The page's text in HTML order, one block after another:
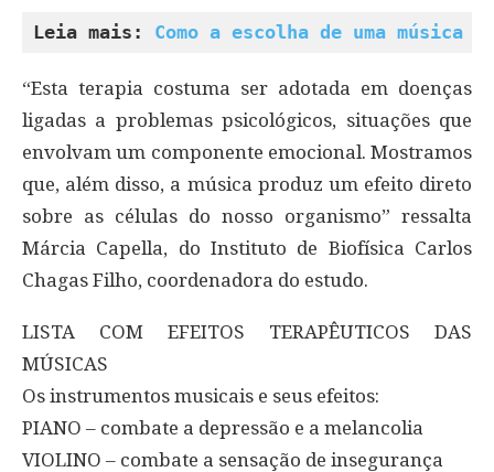
Leia mais: Como a escolha de uma música
“Esta terapia costuma ser adotada em doenças
ligadas a problemas psicológicos, situações que
envolvam um componente emocional. Mostramos
que, além disso, a música produz um efeito direto
sobre as células do nosso organismo” ressalta
Márcia Capella, do Instituto de Biofísica Carlos
Chagas Filho, coordenadora do estudo.
LISTA COM EFEITOS TERAPÊUTICOS DAS
MÚSICAS
Os instrumentos musicais e seus efeitos:
PIANO – combate a depressão e a melancolia
VIOLINO – combate a sensação de insegurança